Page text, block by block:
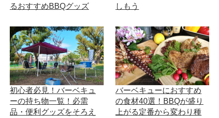
るおすすめBBQグッズ
しもう
初心者必見！バーベキュ
ーの持ち物一覧！必需
品・便利グッズをそろえ
バーベキューにおすすめ
の食材40選！BBQが盛り
上がる定番から変わり種